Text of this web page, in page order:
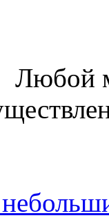
Любой